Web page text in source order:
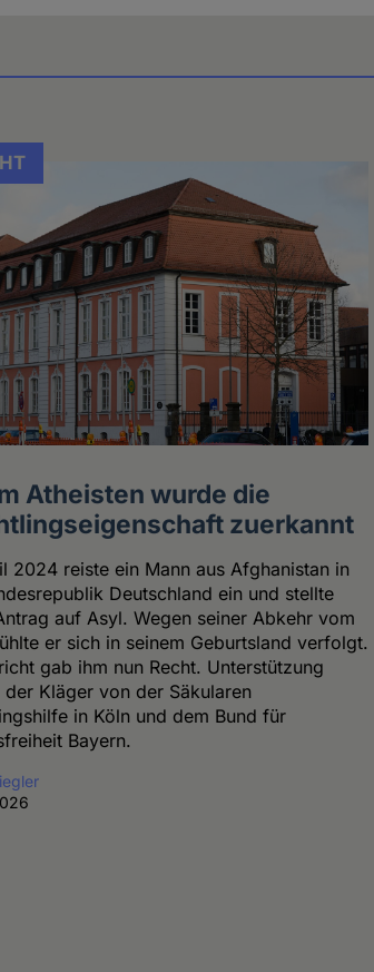
Atheisten wurde die
zuerkannt
2024 reiste ein Mann aus Afghanistan in
Deutschland ein und stellte
auf Asyl. Wegen seiner Abkehr vom
er sich in seinem Geburtsland verfolgt.
gab ihm nun Recht. Unterstützung
der Kläger von der Säkularen
in Köln und dem Bund für
Bayern.